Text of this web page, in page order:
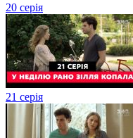
20 серія
21 серія